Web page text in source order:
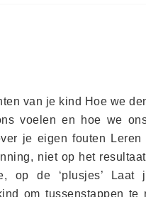
van je kind Hoe we
voelen en hoe we
je eigen fouten Leren
niet op het
op de ‘plusjes’ Laat
om tussenstappen te